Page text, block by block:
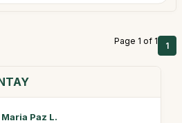
Page 1 of 1 1
Maria Paz L.